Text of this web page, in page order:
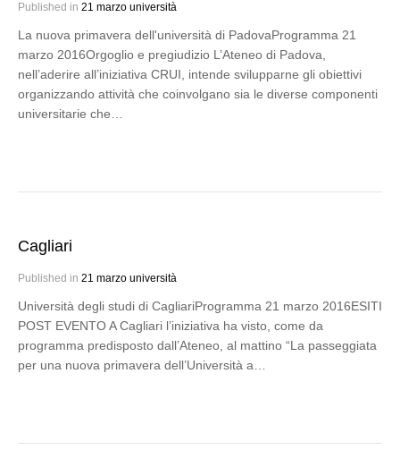
Published in 21 marzo università
La nuova primavera dell'università di PadovaProgramma 21
marzo 2016Orgoglio e pregiudizio L’Ateneo di Padova,
nell’aderire all’iniziativa CRUI, intende svilupparne gli obiettivi
organizzando attività che coinvolgano sia le diverse componenti
universitarie che…
Cagliari
Published in 21 marzo università
Università degli studi di CagliariProgramma 21 marzo 2016ESITI
POST EVENTO A Cagliari l’iniziativa ha visto, come da
programma predisposto dall’Ateneo, al mattino “La passeggiata
per una nuova primavera dell’Università a…